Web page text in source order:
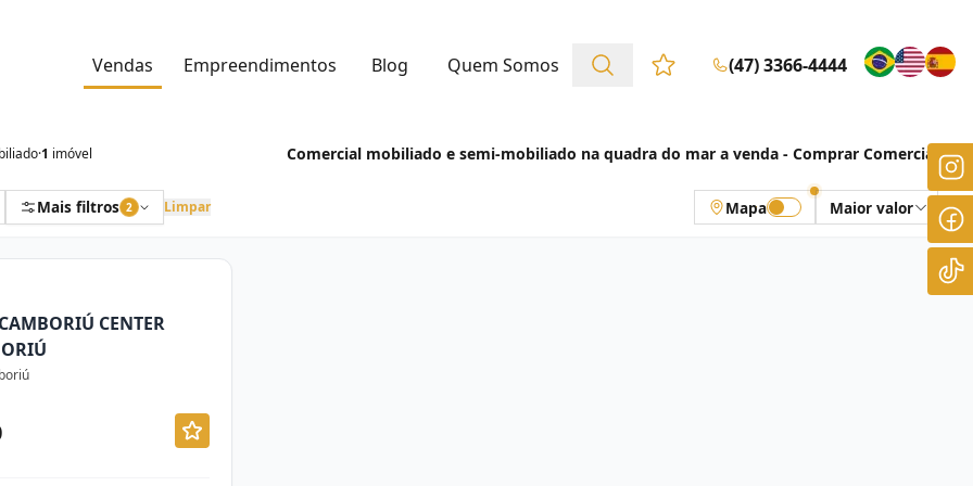
Vendas Empreendimentos Blog Quem Somos Favoritos (0 itens)
(47) 3366-4444
·1 imóvel Comercial mobiliado e semi-mobiliado na quadra do mar a venda - Comprar Comercial
Mais filtros 2 Limpar Mapa Maior valor
CENTER